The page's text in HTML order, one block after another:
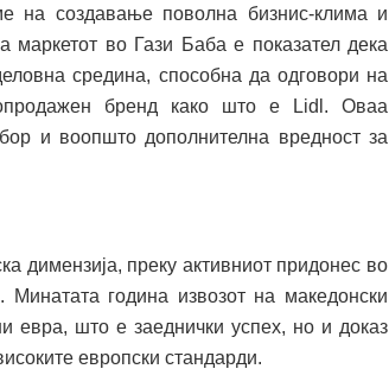
на создавање поволна бизнис-клима и
во Гази Баба е показател дека
средина, способна да одговори на
бренд како што е Lidl. Оваа
и воопшто дополнителна вредност за
димензија, преку активниот придонес во
година извозот на македонски
евра, што е заеднички успех, но и доказ
европски стандарди.